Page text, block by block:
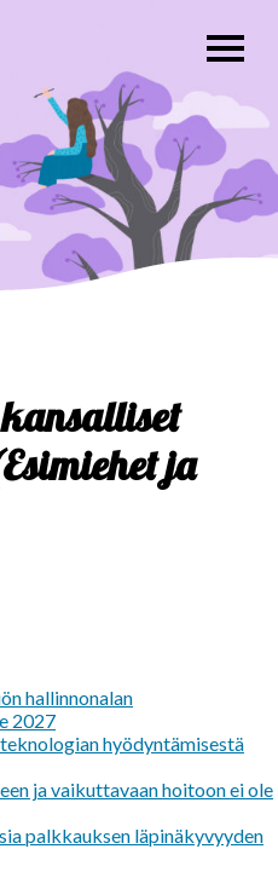
ja
hallinnonalan
2027
hyödyntämisestä
ja vaikuttavaan hoitoon ei ole
palkkauksen läpinäkyvyyden